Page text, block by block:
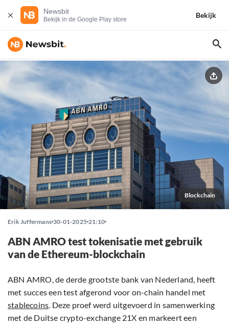
Newsbit
Bekijk in de Google Play store
Bekijk
Blockchain
Erik Juffermans 30-01-2025 21:10
ABN AMRO test tokenisatie met gebruik
van de Ethereum-blockchain
ABN AMRO, de derde grootste bank van Nederland, heeft
met succes een test afgerond voor on-chain handel met
stablecoins. Deze proef werd uitgevoerd in samenwerking
met de Duitse crypto-exchange 21X en markeert een